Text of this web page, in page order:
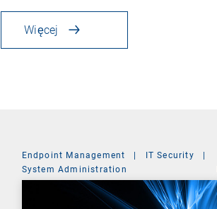
Więcej
Endpoint Management | IT Security
|
System Administration